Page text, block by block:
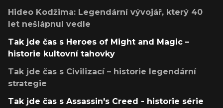
Hideo Kodžima: Legendární vývojář, který 40
let nešlápnul vedle
Tak jde čas s Heroes of Might and Magic –
historie kultovní tahovky
Tak jde čas s Civilizací – historie legendární
strategie
Tak jde čas s Assassin's Creed - historie série